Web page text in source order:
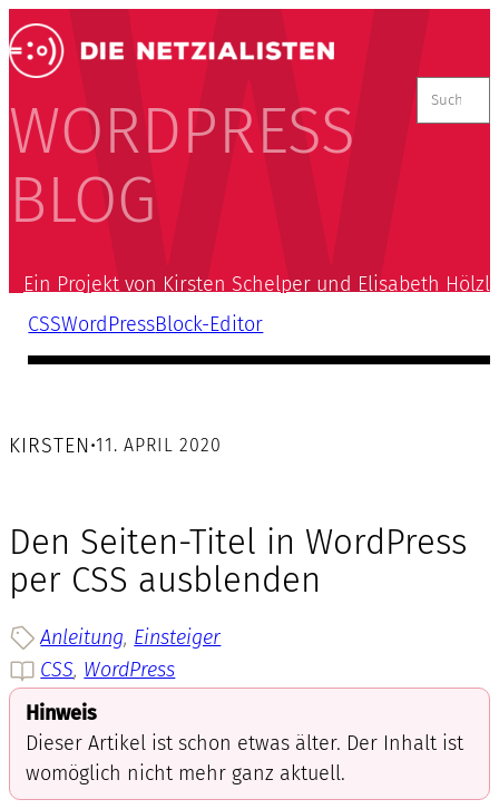
WORDPRESS
BLOG
nach:
Ein Projekt von Kirsten Schelper und Elisabeth Hölzl
CSSWordPressBlock-Editor
KIRSTEN•11. APRIL 2020
Den Seiten-Titel in WordPress
per CSS ausblenden
Anleitung, Einsteiger
CSS, WordPress
Hinweis
Dieser Artikel ist schon etwas älter. Der Inhalt ist
womöglich nicht mehr ganz aktuell.